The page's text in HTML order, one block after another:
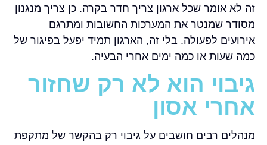
זה לא אומר שכל ארגון צריך חדר בקרה. כן צריך מנגנון
מסודר שמנטר את המערכות החשובות ומתרגם
אירועים לפעולה. בלי זה, הארגון תמיד יפעל בפיגור של
כמה שעות או כמה ימים אחרי הבעיה.
גיבוי הוא לא רק שחזור
אחרי אסון
מנהלים רבים חושבים על גיבוי רק בהקשר של מתקפת